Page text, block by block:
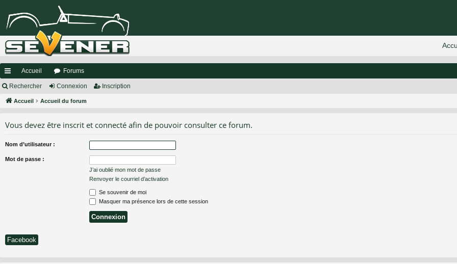
ac
co
s
Accueil Forums
Rechercher Connexion Inscription
Accueil Accueil du forum
Vous devez être inscrit et connecté afin de pouvoir consulter ce forum.
Nom d’utilisateur :
Mot de passe :
J’ai oublié mon mot de passe
Renvoyer le courriel d’activation
Se souvenir de moi
Masquer ma présence lors de cette session
Facebook